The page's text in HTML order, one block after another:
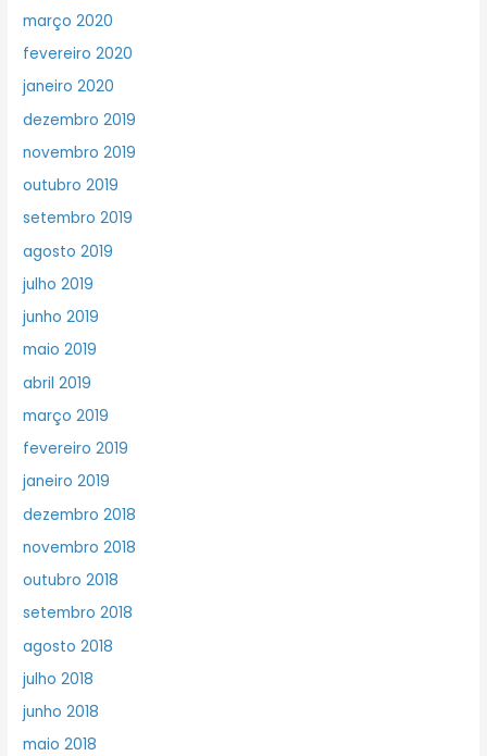
março 2020
fevereiro 2020
janeiro 2020
dezembro 2019
novembro 2019
outubro 2019
setembro 2019
agosto 2019
julho 2019
junho 2019
maio 2019
abril 2019
março 2019
fevereiro 2019
janeiro 2019
dezembro 2018
novembro 2018
outubro 2018
setembro 2018
agosto 2018
julho 2018
junho 2018
maio 2018